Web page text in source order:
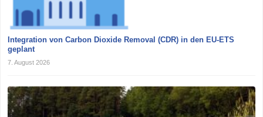
Integration von Carbon Dioxide Removal (CDR) in den EU-ETS
geplant
7. August 2026